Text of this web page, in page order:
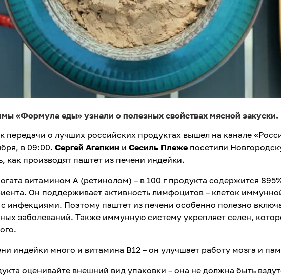
«Формула еды» узнали о полезных свойствах мясной закуски.
передачи о лучших российских продуктах вышел на канале
в 09:00. Сергей Агапкин и Сесиль Плежепосетили
как производят паштет из печени индейки.
витамином А (ретинолом) – в 100 г продукта содержится
Он поддерживает активность лимфоцитов – клеток
инфекциями. Поэтому паштет из печени особенно полезно
заболеваний. Также иммунную систему укрепляет селен,
индейки много и витамина В12 – он улучшает работу мозга и
оценивайте внешний вид упаковки – она не должна быть